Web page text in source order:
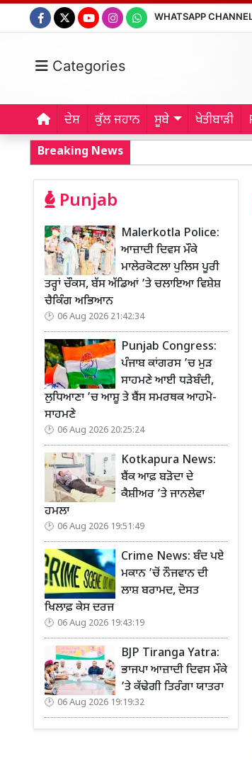
WHATSAPP
Categories
ਦੇਸ਼ ਕੁੱਲ ਜਹਾਨ ਸੂਬੇ ਖੇਤੀਬਾੜੀ
Breaking News
Punjab
Malerkotla Police:
ਆਜ਼ਾਦੀ ਦਿਵਸ ਮੌਕੇ
ਮਾਲੇਰਕੋਟਲਾ ਪੁਲਿਸ ਪੂਰੀ
ਤਰ੍ਹਾਂ ਚੌਕਸ, ਬੱਸ ਅੱਡਿਆਂ ’ਤੇ ਚਲਾਇਆ ਵਿਸ਼ੇਸ਼
ਚੈਕਿੰਗ ਅਭਿਆਨ
06 Aug 2026 21:42:34
Punjab Congress:
ਪੰਜਾਬ ਕਾਂਗਰਸ ’ਚ ਮੁੜ
ਸਾਹਮਣੇ ਆਈ ਧੜੇਬੰਦੀ,
ਲੁਧਿਆਣਾ ’ਚ ਆਸ਼ੂ ਤੇ ਬੈਂਸ ਸਮਰਥਕ ਆਹਮੋ-
ਸਾਹਮਣੇ
06 Aug 2026 20:25:24
Kotkapura News:
ਬੈਂਕ ਆਫ਼ ਬੜੋਦਾ ਦੇ
ਕੈਸ਼ੀਅਰ ’ਤੇ ਜਾਨਲੇਵਾ
ਹਮਲਾ
06 Aug 2026 19:51:49
Crime News: ਬੰਦ ਪਏ
ਮਕਾਨ ’ਚੋਂ ਨੌਜਵਾਨ ਦੀ
ਲਾਸ਼ ਬਰਾਮਦ, ਦੋਸਤ
ਖਿਲਾਫ਼ ਕੇਸ ਦਰਜ
06 Aug 2026 19:43:19
BJP Tiranga Yatra:
ਭਾਜਪਾ ਆਜ਼ਾਦੀ ਦਿਵਸ ਮੌਕੇ
’ਤੇ ਕੱਢੇਗੀ ਤਿਰੰਗਾ ਯਾਤਰਾ
06 Aug 2026 19:19:32